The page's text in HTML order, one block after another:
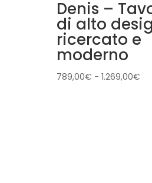
Denis –
di alto
ricercato e
moderno
789,00€ - 1.269,00€